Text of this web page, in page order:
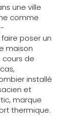
une ville
comme
poser un
maison
de
installé
et
marque
thermique.